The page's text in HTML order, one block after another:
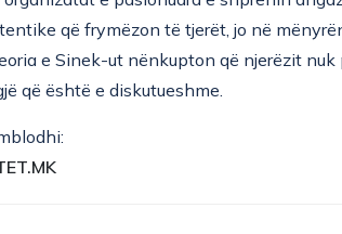
organizatat e pasionuara e shprehin
që frymëzon të tjerët, jo në
e Sinek-ut nënkupton që njerëzit nuk
që është e diskutueshme.